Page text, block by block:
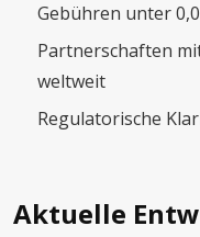
Gebühren unter
Partnerschaften
weltweit
Regulatorische
Aktuelle